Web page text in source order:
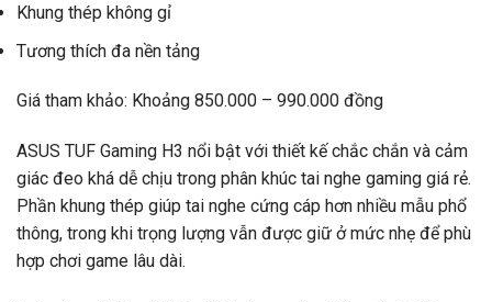
Khung thép không gỉ
Tương thích đa nền tảng
Giá tham khảo: Khoảng 850.000 – 990.000 đồng
ASUS TUF Gaming H3 nổi bật với thiết kế chắc chắn và cảm
giác đeo khá dễ chịu trong phân khúc tai nghe gaming giá rẻ.
Phần khung thép giúp tai nghe cứng cáp hơn nhiều mẫu phổ
thông, trong khi trọng lượng vẫn được giữ ở mức nhẹ để phù
hợp chơi game lâu dài.